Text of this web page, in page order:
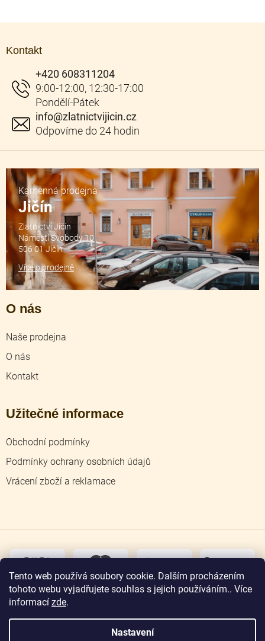
Tento web používá soubory cookie. Dalším procházením
tohoto webu vyjadřujete souhlas s jejich používáním.. Více
informací zde.
Nastavení
Kontakt
info@zlatnictvijicin.cz
+420 608311204
O nás
Naše prodejna
O nás
Kontakt
Užitečné informace
Obchodní podmínky
Podmínky ochrany osobních údajů
Vrácení zboží a reklamace
Kamenná prodejna
Jičín
Zlatnictví Jičín
Náměstí Svobody 10
506 01 Jičín
Více o prodejně
osobní